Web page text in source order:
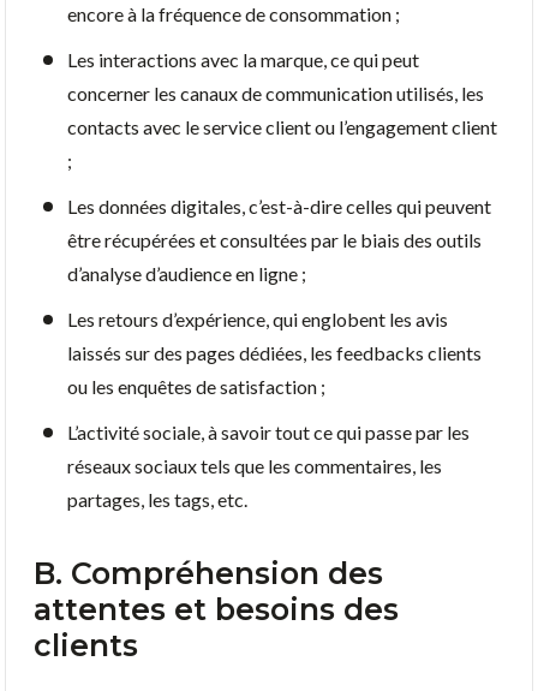
encore à la fréquence de consommation ;
Les interactions avec la marque, ce qui peut
concerner les canaux de communication utilisés, les
contacts avec le service client ou l’engagement client
;
Les données digitales, c’est-à-dire celles qui peuvent
être récupérées et consultées par le biais des outils
d’analyse d’audience en ligne ;
Les retours d’expérience, qui englobent les avis
laissés sur des pages dédiées, les feedbacks clients
ou les enquêtes de satisfaction ;
L’activité sociale, à savoir tout ce qui passe par les
réseaux sociaux tels que les commentaires, les
partages, les tags, etc.
B. Compréhension des
attentes et besoins des
clients